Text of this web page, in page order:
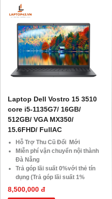
10.000 Voucher Giảm
Giá 500.000đ
Laptop Dell Vostro 15 3510
core i5-1135G7/ 16GB/
512GB/ VGA MX350/
15.6FHD/ FullAC
Hỗ Trợ Thu Cũ Đổi Mới
Miễn phí vận chuyển nội thành
Đà Nẵng
Trả góp lãi suất 0%với thẻ tín
dụng (Trả góp lãi suất 1%
HDsaison - chỉ cần CMND
BLX hoặc hộ khẩu gốc )
8,500,000 đ